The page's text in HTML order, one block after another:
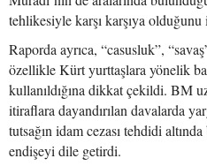
tehlikesiyle karşı karşıya olduğunu
Raporda ayrıca, “casusluk”,
özellikle Kürt yurttaşlara yönelik
kullanıldığına dikkat çekildi. BM
itiraflara dayandırılan davalarda
tutsağın idam cezası tehdidi
endişeyi dile getirdi.